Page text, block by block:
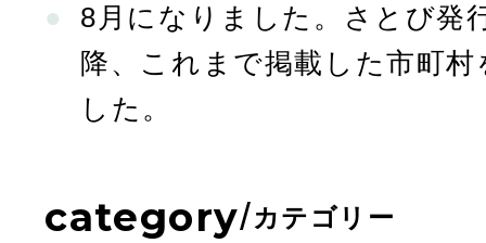
8月になりました。さとび発
降、これまで掲載した市町
した。
category/カテゴリー